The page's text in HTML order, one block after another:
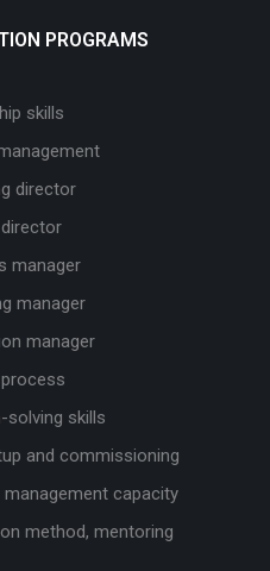
PROGRAMS
skills
director
manager
manager
manager
solving skills
and commissioning
management capacity
method, mentoring